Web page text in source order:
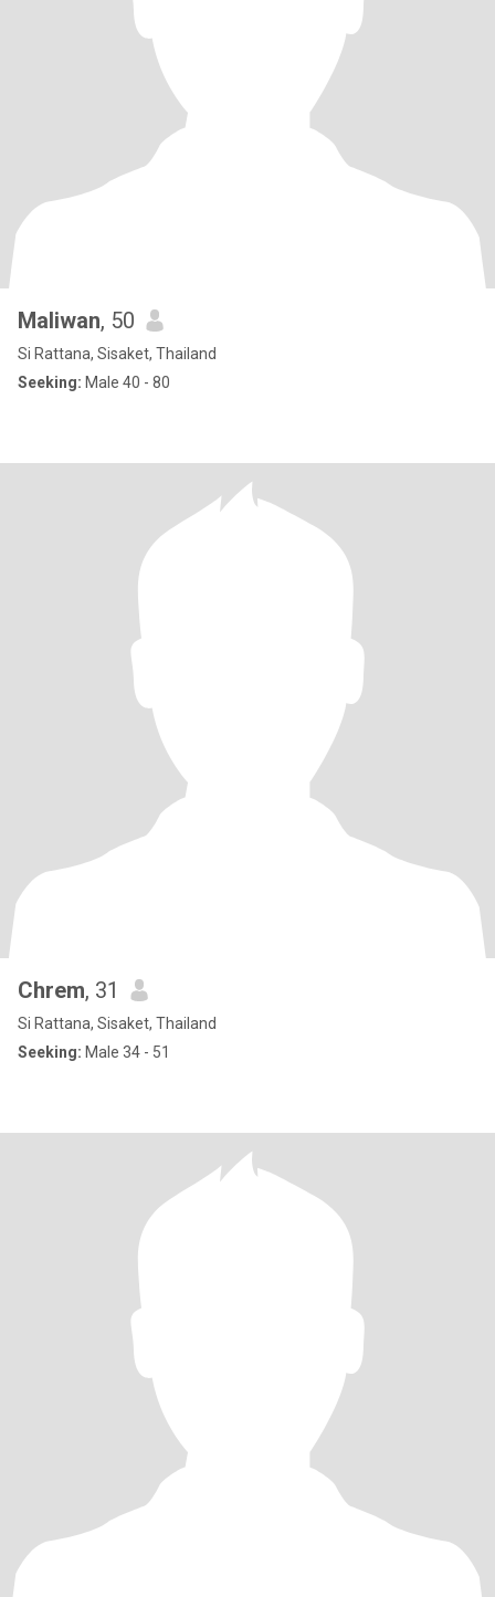
Maliwan, 50
Si Rattana, Sisaket, Thailand
Seeking: Male 40 - 80
Chrem, 31
Si Rattana, Sisaket, Thailand
Seeking: Male 34 - 51